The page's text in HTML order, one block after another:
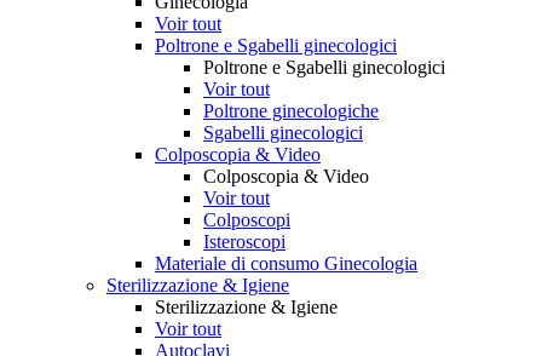
Voir tout
Poltrone e Sgabelli ginecologici
Poltrone e Sgabelli ginecologici
Voir tout
Poltrone ginecologiche
Sgabelli ginecologici
Colposcopia & Video
Colposcopia & Video
Voir tout
Colposcopi
Isteroscopi
Materiale di consumo Ginecologia
Sterilizzazione & Igiene
Sterilizzazione & Igiene
Voir tout
Autoclavi